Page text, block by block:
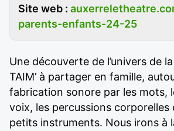
Site web :
parents-enfants-24-25
Une découverte de l’univers de
TAIM’ à partager en famille,
fabrication sonore par les mots,
voix, les percussions corporelles
petits instruments. Nous irons à